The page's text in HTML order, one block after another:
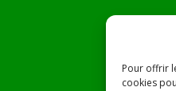
Pour offrir
cookies